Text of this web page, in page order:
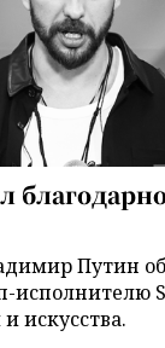
Путин
исполнителю
искусства.